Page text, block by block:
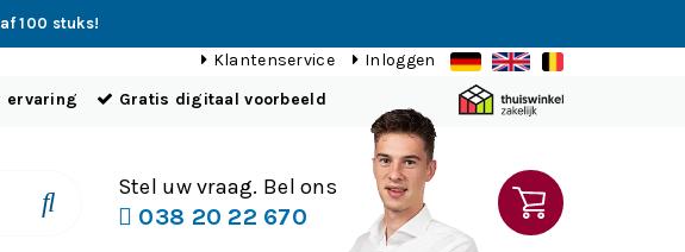
100 stuks!
Klantenservice
Inloggen
ervaring Gratis digitaal voorbeeld
Stel uw vraag. Bel ons
038 20 22 670